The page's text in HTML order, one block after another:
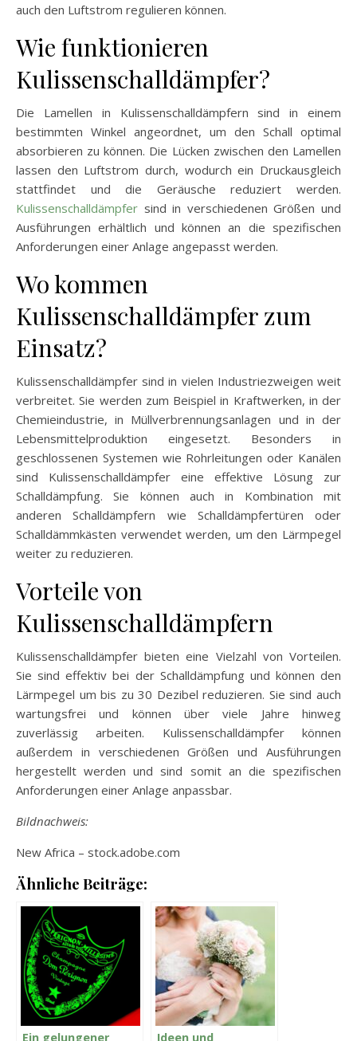
auch den Luftstrom regulieren können.
Wie funktionieren
Kulissenschalldämpfer?
Die Lamellen in Kulissenschalldämpfern sind in einem
bestimmten Winkel angeordnet, um den Schall optimal
absorbieren zu können. Die Lücken zwischen den Lamellen
lassen den Luftstrom durch, wodurch ein Druckausgleich
stattfindet und die Geräusche reduziert werden.
Kulissenschalldämpfer sind in verschiedenen Größen und
Ausführungen erhältlich und können an die spezifischen
Anforderungen einer Anlage angepasst werden.
Wo kommen
Kulissenschalldämpfer zum
Einsatz?
Kulissenschalldämpfer sind in vielen Industriezweigen weit
verbreitet. Sie werden zum Beispiel in Kraftwerken, in der
Chemieindustrie, in Müllverbrennungsanlagen und in der
Lebensmittelproduktion eingesetzt. Besonders in
geschlossenen Systemen wie Rohrleitungen oder Kanälen
sind Kulissenschalldämpfer eine effektive Lösung zur
Schalldämpfung. Sie können auch in Kombination mit
anderen Schalldämpfern wie Schalldämpfertüren oder
Schalldämmkästen verwendet werden, um den Lärmpegel
weiter zu reduzieren.
Vorteile von
Kulissenschalldämpfern
Kulissenschalldämpfer bieten eine Vielzahl von Vorteilen.
Sie sind effektiv bei der Schalldämpfung und können den
Lärmpegel um bis zu 30 Dezibel reduzieren. Sie sind auch
wartungsfrei und können über viele Jahre hinweg
zuverlässig arbeiten. Kulissenschalldämpfer können
außerdem in verschiedenen Größen und Ausführungen
hergestellt werden und sind somit an die spezifischen
Anforderungen einer Anlage anpassbar.
Bildnachweis:
New Africa – stock.adobe.com
Ähnliche Beiträge:
Ein gelungener Ideen und